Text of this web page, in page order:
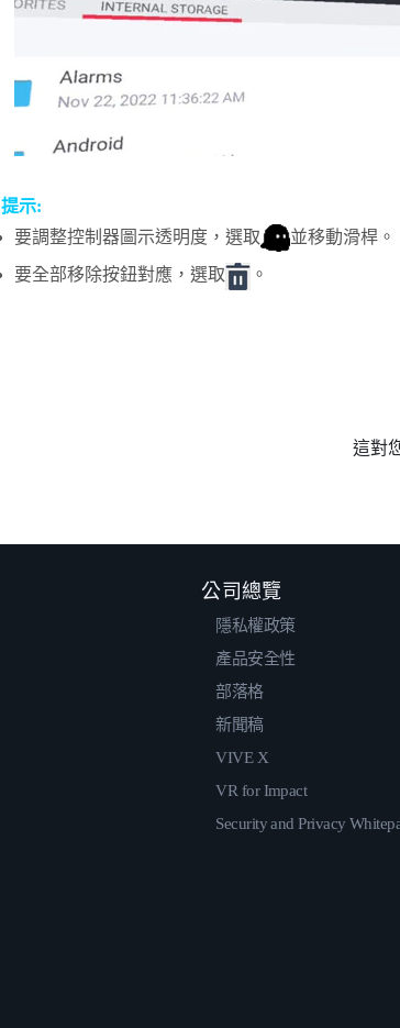
提示:
要調整控制器圖示透明度，選取
並移動滑桿。
要全部移除按鈕對應，選取 。
這對
公司總覽
隱私權政策
產品安全性
部落格
新聞稿
VIVE X
VR for Impact
Security and Privacy